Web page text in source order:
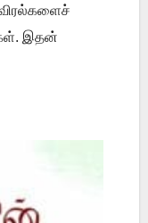
இதன்